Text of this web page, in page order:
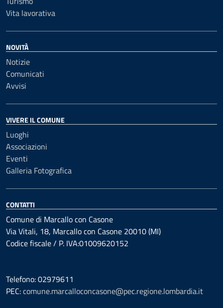
Vita lavorativa
NOVITÀ
Notizie
Comunicati
Avvisi
VIVERE IL COMUNE
Luoghi
Associazioni
Eventi
Galleria Fotografica
CONTATTI
Comune di Marcallo con Casone
Via Vitali, 18, Marcallo con Casone 20010 (MI)
Codice fiscale / P. IVA:01009620152
Telefono: 02979611
PEC:comune.marcalloconcasone@pec.regione.lombardia.it